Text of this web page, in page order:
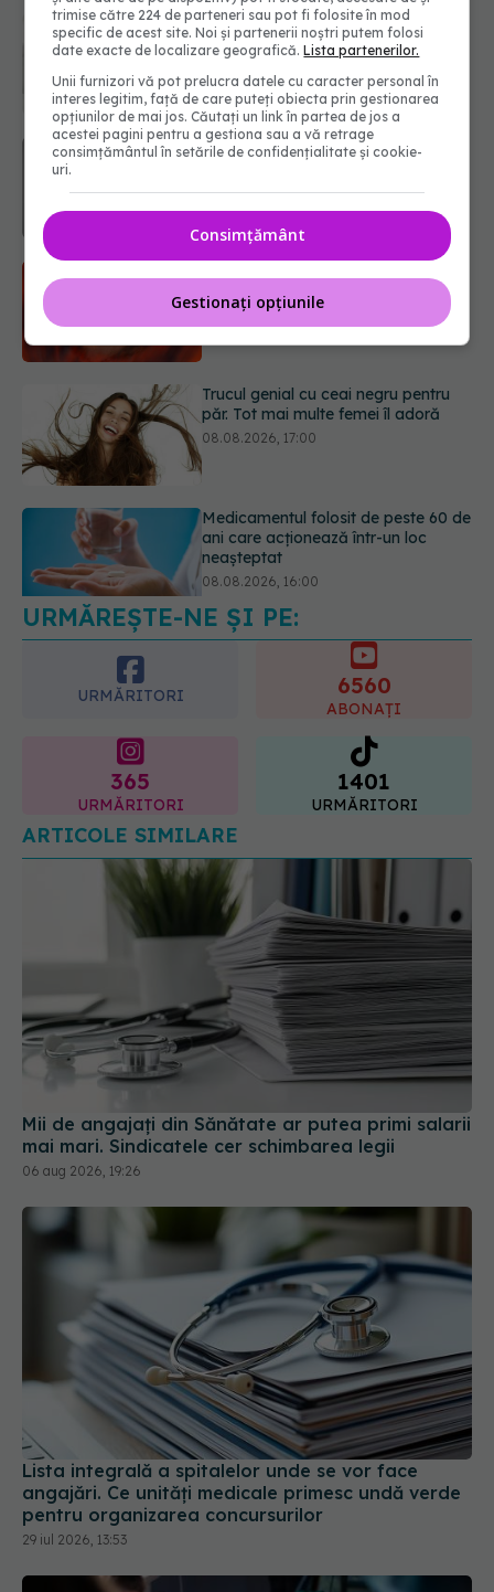
Ce poți mânca și ce trebuie să eviți
dacă ai gastrită: exemplu de meniu
care reduce inflamația stomacului
08.08.2026, 19:00
Microplasticele pot traversa bariera
placentară și modifica hormonii
08.08.2026, 18:00
08.08.2026, 17:00
Medicamentul folosit de peste 60 de
ani care acționează într-un loc
neașteptat
Transpirații nocturne: semnul ignorat
care poate ascunde probleme
serioase de sănătate
08.08.2026, 20:00
URMĂREȘTE-NE ȘI PE:
URMĂRITORI 6560
ABONAȚI
365
URMĂRITORI
1401
URMĂRITORI
ARTICOLE SIMILARE
Mii de angajați din Sănătate ar putea primi salarii
mai mari. Sindicatele cer schimbarea legii
06 aug 2026, 19:26
Lista integrală a spitalelor unde se vor face
angajări. Ce unități medicale primesc undă verde
pentru organizarea concursurilor
29 iul 2026, 13:53
trimise către 224 de parteneri sau pot fi folosite în mod
specific de acest site. Noi și partenerii noștri putem folosi
date exacte de localizare geografică.Lista partenerilor.
Unii furnizori vă pot prelucra datele cu caracter personal în
interes legitim, față de care puteți obiecta prin gestionarea
opțiunilor de mai jos. Căutați un link în partea de jos a
acestei pagini pentru a gestiona sau a vă retrage
consimțământul în setările de confidențialitate și cookie-
uri.
Consimțământ
Gestionați opțiunile